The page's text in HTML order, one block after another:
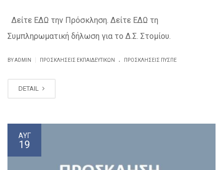
Δείτε ΕΔΩ την Πρόσκληση. Δείτε ΕΔΩ τη
Συμπληρωματική δήλωση για το Δ.Σ. Στομίου.
BY ADMIN ΠΡΟΣΚΛΗΣΕΙΣ ΕΚΠΑΙΔΕΥΤΙΚΏΝ . ΠΡΟΣΚΛΉΣΕΙΣ ΠΥΣΠΕ
DETAIL
ΑΥΓ
19